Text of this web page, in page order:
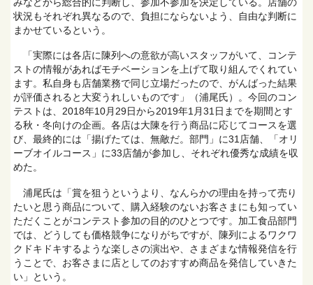
みなどから総合的に判断し、参加不参加を決定している。店舗の
状況もそれぞれ異なるので、負担にならないよう、自由な判断に
まかせているという。
「実際には各店に陳列への意欲が高いスタッフがいて、コンテ
ストの情報があればモチベーションを上げて取り組んでくれてい
ます。私自身も店舗業務で同じ立場だったので、がんばった結果
が評価されると大変うれしいものです」（浦尾氏）。今回のコン
テストは、2018年10月29日から2019年1月31日までを期間とす
る秋・冬向けの企画。各店は大陳を行う商品に応じてコースを選
び、最終的には「揚げたては、無敵だ。部門」に31店舗、「オリ
ーブオイルコース」に33店舗が参加し、それぞれ優秀な成績を収
めた。
浦尾氏は「賞を狙うというより、なんらかの理由を持って売り
たいと思う商品について、購入経験のないお客さまにも知ってい
ただくことがコンテスト参加の目的のひとつです。加工食品部門
では、どうしても価格競争になりがちですが、陳列によるワクワ
クドキドキするような楽しさの演出や、さまざまな情報発信を行
うことで、お客さまに店としてのおすすめ商品を発信していきた
い」という。